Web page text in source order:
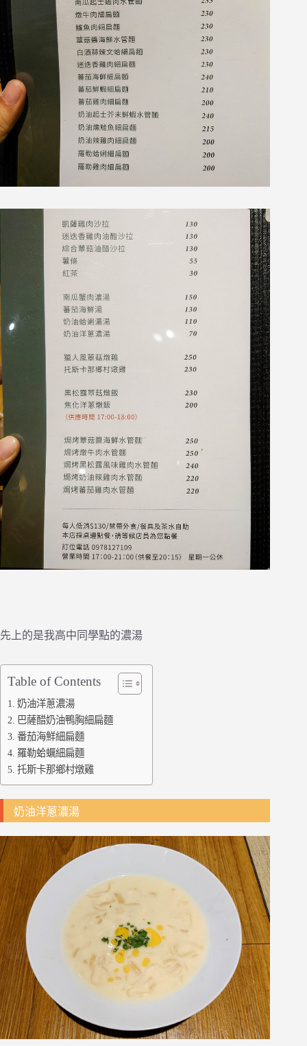
先上的是我高中同學點的濃湯
Table of Contents
奶油洋蔥濃湯
巴薩醋奶油鴨胸細扁麵
番茄海鮮細扁麵
羅勒蛤蠣細扁麵
托斯卡那鄉村燉雞
奶油洋蔥濃湯